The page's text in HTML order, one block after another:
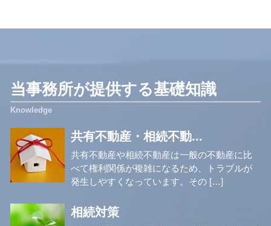
当事務所が提供する基礎知識
共有不動産・相続不動...
共有不動産や相続不動産は一般の不動産に比
べて権利関係が複雑になるため、トラブルが
発生しやすくなっています。その […]
相続対策